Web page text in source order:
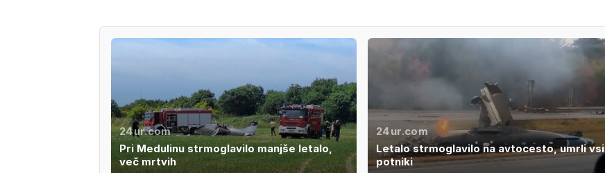
24ur.com
Pri Medulinu strmoglavilo manjše letalo,
več mrtvih
24ur.com
Letalo strmoglavilo na avtocesto, umrli vsi
potniki